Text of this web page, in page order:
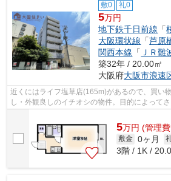
敷0 礼0
5万円
地下鉄千日前線 「
大阪環状線 「芦原
関西本線 「 ＪＲ難
築32年 / 20.00㎡
大阪府大阪市浪速
近くにはライフ塩草店(165m)があるので、買い
し・外観良しのイチオシの物件。目的によって
5万円 (管理
敷金 0ヶ月
3階 / 1K /